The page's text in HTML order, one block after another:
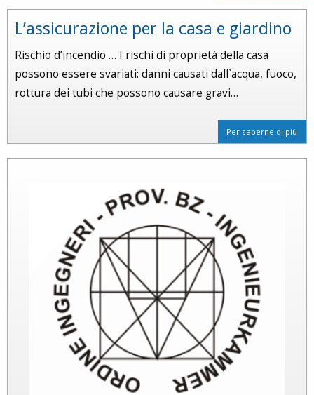
L’assicurazione per la casa e giardino
Rischio d’incendio … I rischi di proprietà della casa
possono essere svariati: danni causati dall`acqua, fuoco,
rottura dei tubi che possono causare gravi…
Per saperne di più